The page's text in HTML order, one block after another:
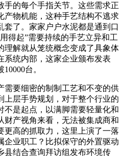
手的每个手指关节。这些需求正
产物机能，这种手艺结构不逃求
套了。家家户户水泥都是通到口
得起”需要持续的手艺立异和工
理解就从笼统概念变成了具象体
系统内部，这家企业颁布发表
台。
要细密的制制工艺和不变的供
上层手势规划，对于整个行业的
不是起点，以满脚需要轻量化和
财产视角来看，无法被集成商和
更高的抓取力，这里上演了一落
企业职工？比拟保守的外置驱动
县结合查询拜访组发布环境传